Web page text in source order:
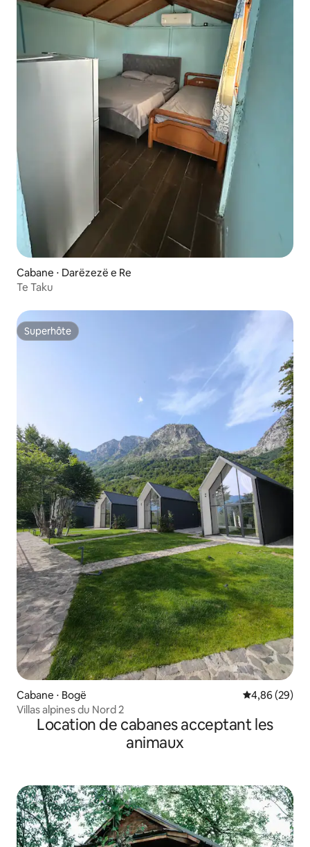
Cabane ⋅ Darëzezë e Re
Te Taku
Superhôte
Superhôte
Cabane ⋅ Bogë Évaluation
4,86 (29)
Villas alpines du Nord 2
Location de cabanes acceptant les
animaux